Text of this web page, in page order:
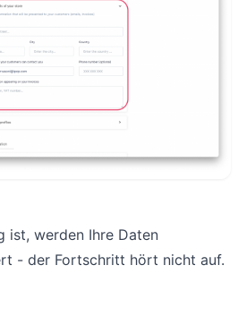
ist, werden Ihre Daten
- der Fortschritt hört nicht auf.